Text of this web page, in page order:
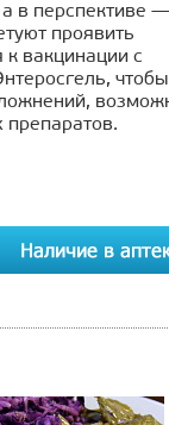
а в перспективе —
проявить
к вакцинации с
чтобы
препаратов.